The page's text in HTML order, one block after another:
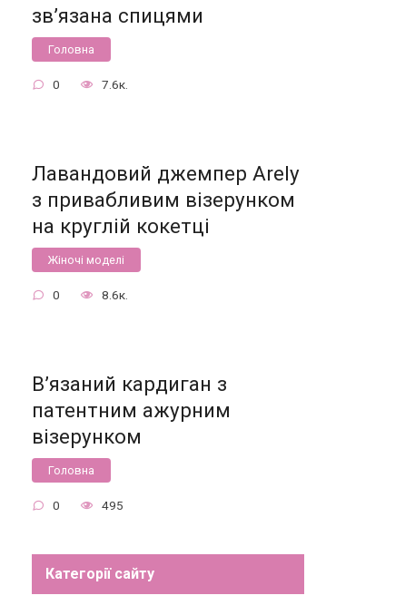
зв’язана спицями
Головна
0 7.6к.
Лавандовий джемпер Arely
з привабливим візерунком
на круглій кокетці
Жіночі моделі
0 8.6к.
В’язаний кардиган з
патентним ажурним
візерунком
Головна
0 495
Категорії сайту